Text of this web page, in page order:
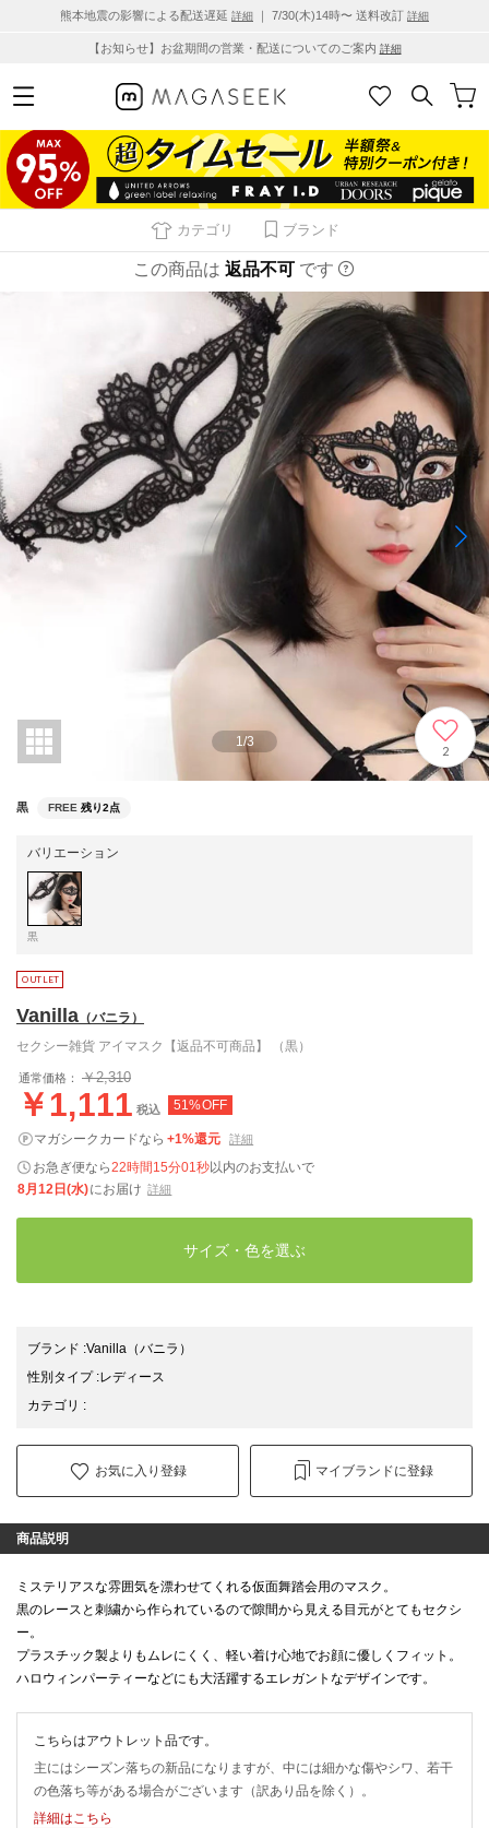
熊本地震の影響による配送遅延 詳細 ｜ 7/30(木)14時〜 送料改訂 詳細
【お知らせ】お盆期間の営業・配送についてのご案内 詳細
カテゴリ ブランド
この商品は 返品不可 です
1 /3
2
黒 FREE 残り2点
バリエーション
黒
Vanilla （バニラ）
セクシー雑貨 アイマスク【返品不可商品】 （黒）
通常価格： ￥2,310
￥1,111 税込 51%OFF
マガシークカードなら +1%還元 詳細
お急ぎ便なら22時間15分00秒以内のお支払いで
8月12日(水)にお届け 詳細
サイズ・色を選ぶ
ブランド :Vanilla （バニラ）
性別タイプ:レディース
カテゴリ :
お気に入り登録 マイブランドに登録
商品説明
ミステリアスな雰囲気を漂わせてくれる仮面舞踏会用のマスク。
黒のレースと刺繍から作られているので隙間から見える目元がとてもセクシ
ー。
プラスチック製よりもムレにくく、軽い着け心地でお顔に優しくフィット。
ハロウィンパーティーなどにも大活躍するエレガントなデザインです。
こちらはアウトレット品です。
主にはシーズン落ちの新品になりますが、中には細かな傷やシワ、若干
の色落ち等がある場合がございます（訳あり品を除く）。
詳細はこちら